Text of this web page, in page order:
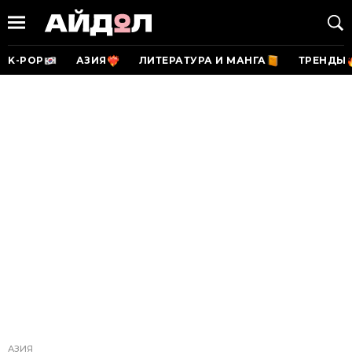
K-POP АЗИЯ ЛИТЕРАТУРА И МАНГА ТРЕНДЫ
АЗИЯ